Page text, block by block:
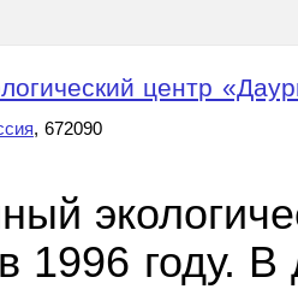
центр
, 672090
1996 году.